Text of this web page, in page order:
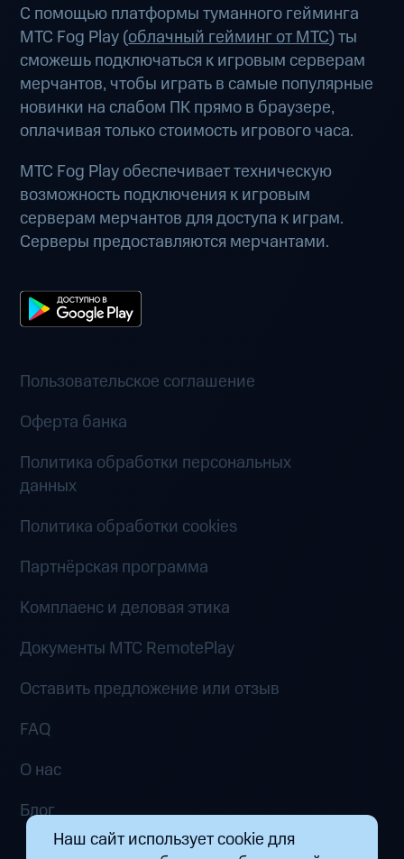
Наш сайт использует cookie для
С помощью платформы туманного гейминга
МТС Fog Play (облачный гейминг от МТС) ты
сможешь подключаться к игровым серверам
мерчантов, чтобы играть в самые популярные
новинки на слабом ПК прямо в браузере,
оплачивая только стоимость игрового часа.
МТС Fog Play обеспечивает техническую
возможность подключения к игровым
серверам мерчантов для доступа к играм.
Серверы предоставляются мерчантами.
Пользовательское соглашение
Оферта банка
Политика обработки персональных
данных
Политика обработки cookies
Партнёрская программа
Комплаенс и деловая этика
Документы MTC RemotePlay
Оставить предложение или отзыв
FAQ
О нас
Блог